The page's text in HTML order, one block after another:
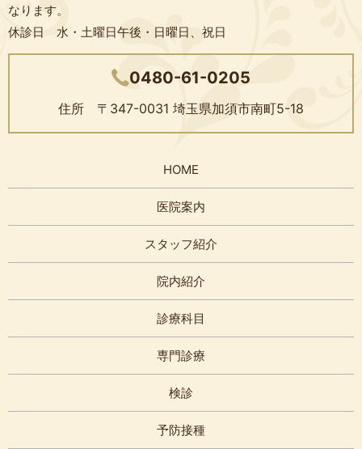
なります。
休診日 水・土曜日午後・日曜日、祝日
0480-61-0205
住所 〒347-0031 埼玉県加須市南町5-18
HOME
医院案内
スタッフ紹介
院内紹介
診療科目
専門診療
検診
予防接種